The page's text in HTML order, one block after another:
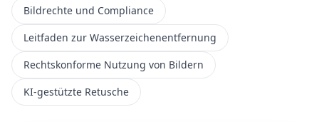
Bildrechte und Compliance
Leitfaden zur Wasserzeichenentfernung
Rechtskonforme Nutzung von Bildern
KI-gestützte Retusche